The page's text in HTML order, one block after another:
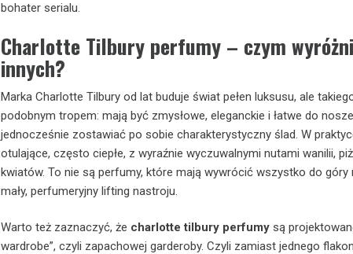
bohater serialu.
Charlotte Tilbury perfumy – czym
innych?
Marka Charlotte Tilbury od lat buduje świat pełen luksusu, ale
podobnym tropem: mają być zmysłowe, eleganckie i łatwe do
jednocześnie zostawiać po sobie charakterystyczny ślad. W
otulające, często ciepłe, z wyraźnie wyczuwalnymi nutami wanilii,
kwiatów. To nie są perfumy, które mają wywrócić wszystko do góry
mały, perfumeryjny lifting nastroju.
Warto też zaznaczyć, że charlotte tilbury perfumy są
wardrobe”, czyli zapachowej garderoby. Czyli zamiast jednego